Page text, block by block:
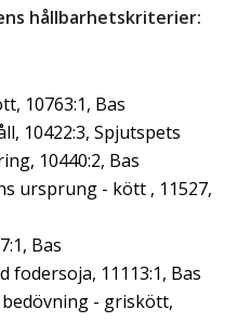
hållbarhetskriterier:
10763:1, Bas
10422:3, Spjutspets
10440:2, Bas
ursprung - kött , 11527,
Bas
11113:1, Bas
- griskött,